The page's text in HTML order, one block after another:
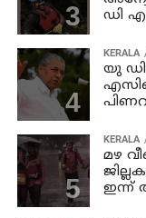
ഡി
KERALA
യു
KERALA
മഴ
ഇന്ന്